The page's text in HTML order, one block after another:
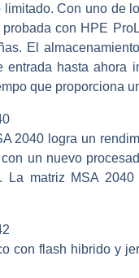
Con uno de
con HPE
El
hasta ahora
que proporciona
2040 logra un
un nuevo
matriz MSA
con flash hibrido y